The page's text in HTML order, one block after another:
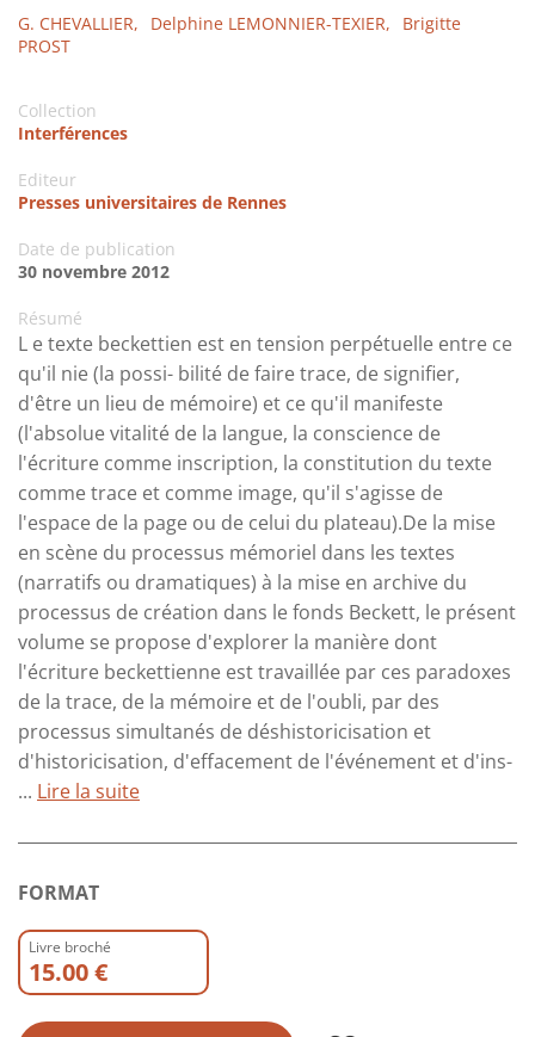
G. CHEVALLIER, Delphine LEMONNIER-TEXIER,
Brigitte
PROST
Collection
Interférences
Editeur
Presses universitaires de Rennes
Date de publication
30 novembre 2012
Résumé
L e texte beckettien est en tension perpétuelle entre ce
qu'il nie (la possi- bilité de faire trace, de signifier,
d'être un lieu de mémoire) et ce qu'il manifeste
(l'absolue vitalité de la langue, la conscience de
l'écriture comme inscription, la constitution du texte
comme trace et comme image, qu'il s'agisse de
l'espace de la page ou de celui du plateau).De la mise
en scène du processus mémoriel dans les textes
(narratifs ou dramatiques) à la mise en archive du
processus de création dans le fonds Beckett, le présent
volume se propose d'explorer la manière dont
l'écriture beckettienne est travaillée par ces paradoxes
de la trace, de la mémoire et de l'oubli, par des
processus simultanés de déshistoricisation et
d'historicisation, d'effacement de l'événement et d'ins-
... Lire la suite
FORMAT
Livre broché
15.00 €